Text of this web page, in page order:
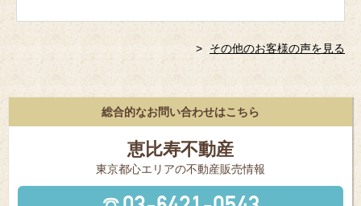
その他のお客様の声を見る
総合的なお問い合わせはこちら
恵比寿不動産
東京都⼼エリアの不動産販売情報